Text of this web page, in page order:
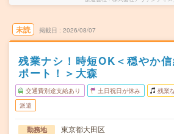
未読 掲載日 2026/08/07
残業ナシ！時短OK＜穏やか
ポート！＞大森
交通費別途支給あり 土日祝日が休み 残業
派遣
勤務地 東京都大田区